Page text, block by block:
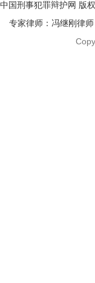
中国刑事犯罪辩护网 版
专家律师：冯继刚律